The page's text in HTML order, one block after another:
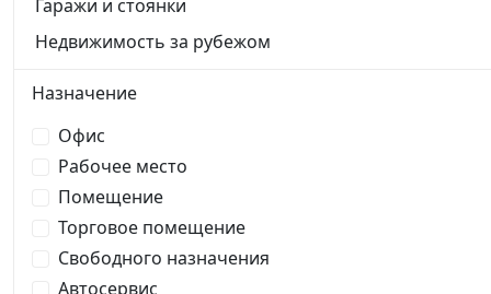
Гаражи и стоянки
Недвижимость за рубежом
Назначение
Офис
Рабочее место
Помещение
Торговое помещение
Свободного назначения
Автосервис